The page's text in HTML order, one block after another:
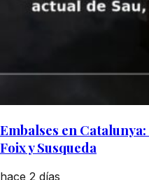
Embalses en
Foix y Susqueda
hace 2 días